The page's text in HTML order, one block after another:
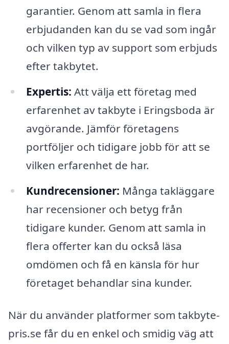
garantier. Genom att samla in flera
erbjudanden kan du se vad som ingår
och vilken typ av support som erbjuds
efter takbytet.
Expertis: Att välja ett företag med
erfarenhet av takbyte i Eringsboda är
avgörande. Jämför företagens
portföljer och tidigare jobb för att se
vilken erfarenhet de har.
Kundrecensioner: Många takläggare
har recensioner och betyg från
tidigare kunder. Genom att samla in
flera offerter kan du också läsa
omdömen och få en känsla för hur
företaget behandlar sina kunder.
När du använder platformer som takbyte-
pris.se får du en enkel och smidig väg att